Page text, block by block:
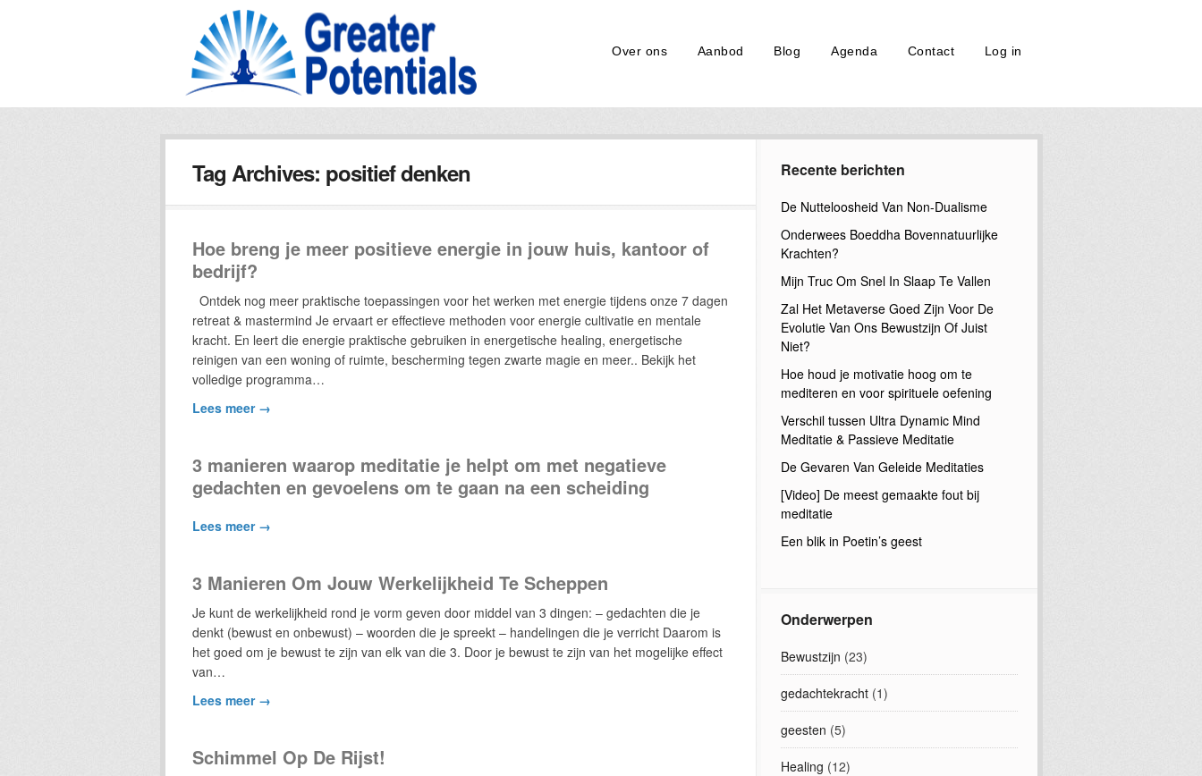
Over ons Aanbod Blog Agenda Contact Log in
Tag Archives: positief denken
Hoe breng je meer positieve energie in jouw huis, kantoor of
bedrijf?
Ontdek nog meer praktische toepassingen voor het werken met energie tijdens onze 7 dagen
retreat & mastermind Je ervaart er effectieve methoden voor energie cultivatie en mentale
kracht. En leert die energie praktische gebruiken in energetische healing, energetische
reinigen van een woning of ruimte, bescherming tegen zwarte magie en meer.. Bekijk het
volledige programma…
Lees meer →
3 manieren waarop meditatie je helpt om met negatieve
gedachten en gevoelens om te gaan na een scheiding
Lees meer →
3 Manieren Om Jouw Werkelijkheid Te Scheppen
Je kunt de werkelijkheid rond je vorm geven door middel van 3 dingen: – gedachten die je
denkt (bewust en onbewust) – woorden die je spreekt – handelingen die je verricht Daarom is
het goed om je bewust te zijn van elk van die 3. Door je bewust te zijn van het mogelijke effect
van…
Lees meer →
Schimmel Op De Rijst!
Recente berichten
De Nutteloosheid Van Non-Dualisme
Onderwees Boeddha Bovennatuurlijke
Krachten?
Mijn Truc Om Snel In Slaap Te Vallen
Zal Het Metaverse Goed Zijn Voor De
Evolutie Van Ons Bewustzijn Of Juist
Niet?
Hoe houd je motivatie hoog om te
mediteren en voor spirituele oefening
Verschil tussen Ultra Dynamic Mind
Meditatie & Passieve Meditatie
De Gevaren Van Geleide Meditaties
[Video] De meest gemaakte fout bij
meditatie
Een blik in Poetin’s geest
Onderwerpen
Bewustzijn (23)
gedachtekracht(1)
geesten (5)
Healing (12)